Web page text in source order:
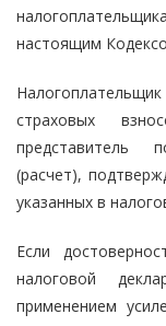
настоящим
страховых
представитель
(расчет),
указанных в
Если
налоговой
применением